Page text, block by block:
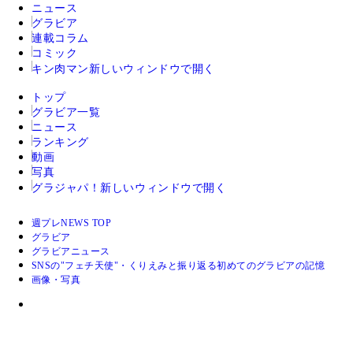
ニュース
グラビア
連載コラム
コミック
キン肉マン 新しいウィンドウで開く
トップ
グラビア一覧
ニュース
ランキング
動画
写真
グラジャパ！ 新しいウィンドウで開く
週プレNEWS TOP
グラビア
グラビアニュース
SNSの"フェチ天使"・くりえみと振り返る初めてのグラビアの記憶
画像・写真